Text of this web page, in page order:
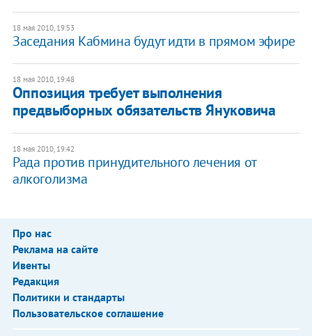
18 мая 2010, 19:53
Заседания Кабмина будут идти в прямом эфире
18 мая 2010, 19:48
Оппозиция требует выполнения
предвыборных обязательств Януковича
18 мая 2010, 19:42
Рада против принудительного лечения от
алкоголизма
Про нас
Реклама на сайте
Ивенты
Редакция
Политики и стандарты
Пользовательское соглашение